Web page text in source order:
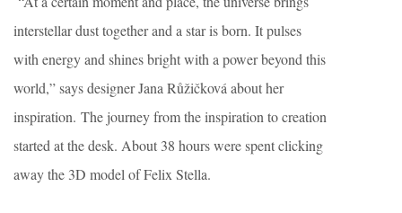
interstellar dust together and a star is born. It pulses
with energy and shines bright with a power beyond this
world,” says designer Jana Růžičková about her
inspiration. The journey from the inspiration to creation
started at the desk. About 38 hours were spent clicking
away the 3D model of Felix Stella.